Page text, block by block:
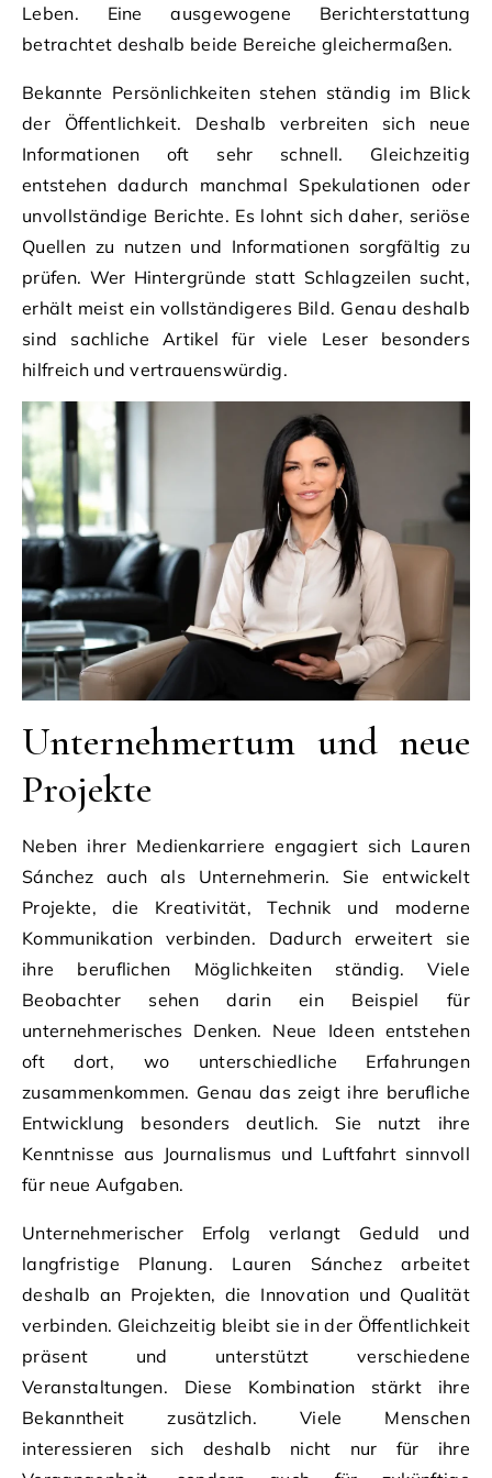
Leben. Eine ausgewogene Berichterstattung
betrachtet deshalb beide Bereiche gleichermaßen.
Bekannte Persönlichkeiten stehen ständig im Blick
der Öffentlichkeit. Deshalb verbreiten sich neue
Informationen oft sehr schnell. Gleichzeitig
entstehen dadurch manchmal Spekulationen oder
unvollständige Berichte. Es lohnt sich daher, seriöse
Quellen zu nutzen und Informationen sorgfältig zu
prüfen. Wer Hintergründe statt Schlagzeilen sucht,
erhält meist ein vollständigeres Bild. Genau deshalb
sind sachliche Artikel für viele Leser besonders
hilfreich und vertrauenswürdig.
Unternehmertum und neue
Projekte
Neben ihrer Medienkarriere engagiert sich Lauren
Sánchez auch als Unternehmerin. Sie entwickelt
Projekte, die Kreativität, Technik und moderne
Kommunikation verbinden. Dadurch erweitert sie
ihre beruflichen Möglichkeiten ständig. Viele
Beobachter sehen darin ein Beispiel für
unternehmerisches Denken. Neue Ideen entstehen
oft dort, wo unterschiedliche Erfahrungen
zusammenkommen. Genau das zeigt ihre berufliche
Entwicklung besonders deutlich. Sie nutzt ihre
Kenntnisse aus Journalismus und Luftfahrt sinnvoll
für neue Aufgaben.
Unternehmerischer Erfolg verlangt Geduld und
langfristige Planung. Lauren Sánchez arbeitet
deshalb an Projekten, die Innovation und Qualität
verbinden. Gleichzeitig bleibt sie in der Öffentlichkeit
präsent und unterstützt verschiedene
Veranstaltungen. Diese Kombination stärkt ihre
Bekanntheit zusätzlich. Viele Menschen
interessieren sich deshalb nicht nur für ihre